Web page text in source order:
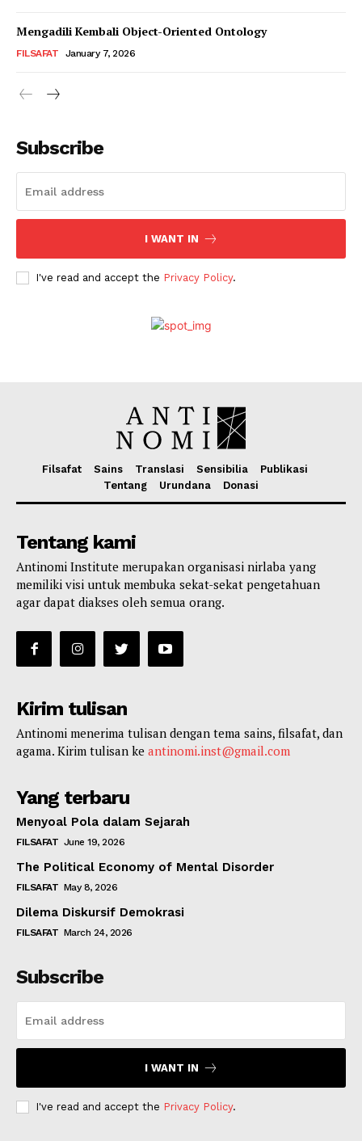
Mengadili Kembali Object-Oriented Ontology
FILSAFAT January 7, 2026
Subscribe
I WANT IN
I've read and accept the Privacy Policy.
Filsafat Sains Translasi Sensibilia
Publikasi
Tentang
Urundana Donasi
Tentang kami
Antinomi Institute merupakan organisasi nirlaba yang
memiliki visi untuk membuka sekat-sekat pengetahuan
agar dapat diakses oleh semua orang.
Kirim tulisan
Antinomi menerima tulisan dengan tema sains, filsafat, dan
agama. Kirim tulisan ke antinomi.inst@gmail.com
Yang terbaru
Menyoal Pola dalam Sejarah
FILSAFAT June 19, 2026
The Political Economy of Mental Disorder
FILSAFAT May 8, 2026
Dilema Diskursif Demokrasi
FILSAFAT March 24, 2026
Subscribe
I WANT IN
I've read and accept the Privacy Policy.